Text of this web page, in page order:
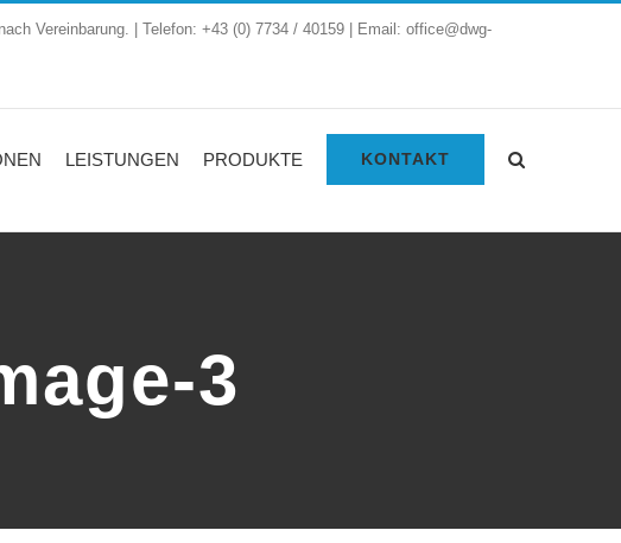
Vereinbarung. | Telefon: +43 (0) 7734 / 40159 | Email: office@dwg-
LEISTUNGEN PRODUKTE KONTAKT
3